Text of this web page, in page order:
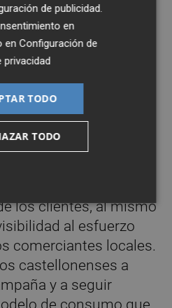
Castellón. Queremos
comerciantes y
quienes mantienen
y ofrecen una
que
de proximidad”.
que “con esta
las compras
de la ciudad y
los clientes, al mismo
al esfuerzo
comerciantes locales.
castellonenses a
y a seguir
de consumo que
de publicidad.
en
enConfiguración de
privacidad
TODO
TODO